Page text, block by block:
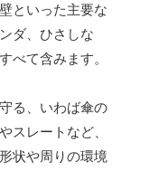
といった主要な
ダ、ひさしな
べて含みます。
る、いわば傘の
スレートなど、
状や周りの環境